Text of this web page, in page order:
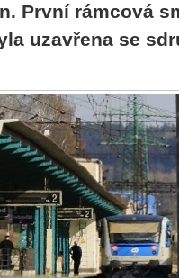
První rámcová
uzavřena se